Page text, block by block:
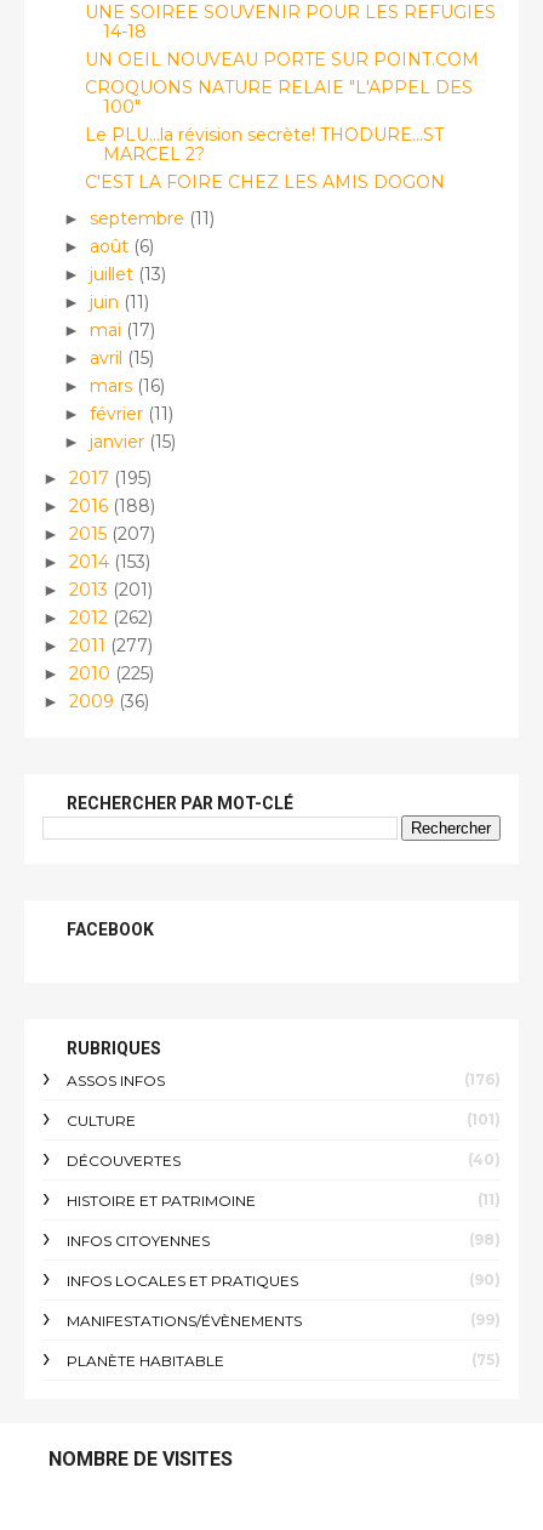
UNE SOIREE SOUVENIR POUR LES REFUGIES
14-18
UN OEIL NOUVEAU PORTE SUR POINT.COM
CROQUONS NATURE RELAIE "L'APPEL DES
100"
Le PLU...la révision secrète! THODURE...ST
MARCEL 2?
C'EST LA FOIRE CHEZ LES AMIS DOGON
► septembre (11)
► août (6)
► juillet (13)
► juin (11)
► mai (17)
► avril (15)
► mars (16)
► février (11)
► janvier (15)
► 2017 (195)
► 2016 (188)
► 2015 (207)
► 2014 (153)
► 2013 (201)
► 2012 (262)
► 2011 (277)
► 2010 (225)
► 2009 (36)
RECHERCHER PAR MOT-CLÉ
FACEBOOK
RUBRIQUES
ASSOS INFOS (176)
CULTURE (101)
DÉCOUVERTES (40)
HISTOIRE ET PATRIMOINE (11)
INFOS CITOYENNES (98)
INFOS LOCALES ET PRATIQUES (90)
MANIFESTATIONS/ÉVÈNEMENTS (99)
PLANÈTE HABITABLE (75)
NOMBRE DE VISITES